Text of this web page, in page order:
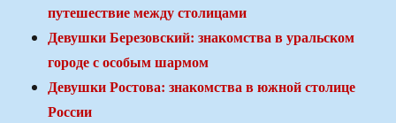
путешествие между столицами
Девушки Березовский: знакомства в уральском
городе с особым шармом
Девушки Ростова: знакомства в южной столице
России